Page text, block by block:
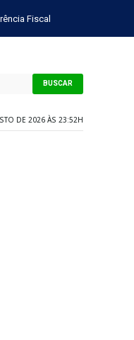
Fiscal
BUSCAR
DE 2026 ÀS 23:52H